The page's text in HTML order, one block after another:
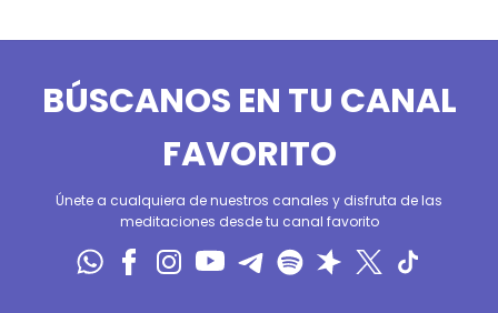
BÚSCANOS EN TU CANAL
FAVORITO
Únete a cualquiera de nuestros canales y disfruta de las
meditaciones desde tu canal favorito